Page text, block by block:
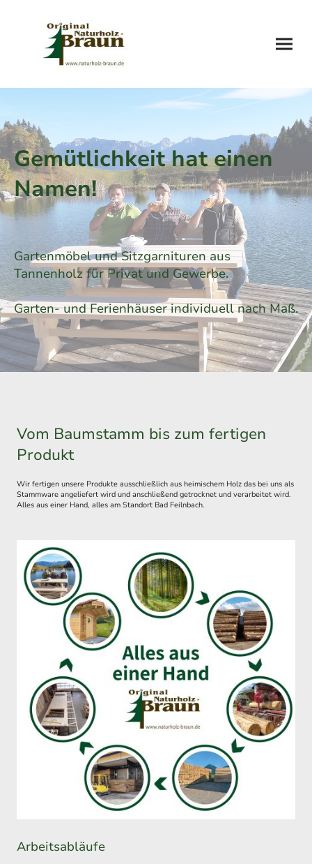
Gemütlichkeit hat einen
Namen!
Gartenmöbel und Sitzgarnituren aus
Tannenholz für Privat und Gewerbe.
Garten- und Ferienhäuser individuell nach Maß.
Vom Baumstamm bis zum fertigen
Produkt
Wir fertigen unsere Produkte ausschließlich aus heimischem Holz das bei uns als
Stammware angeliefert wird und anschließend getrocknet und verarbeitet wird.
Alles aus einer Hand, alles am Standort Bad Feilnbach.
Arbeitsabläufe